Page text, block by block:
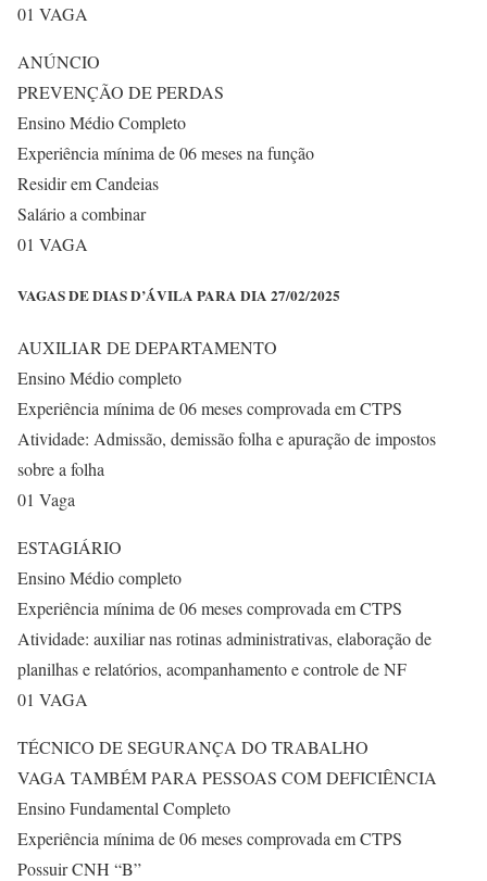
01 VAGA
ANÚNCIO
PREVENÇÃO DE PERDAS
Ensino Médio Completo
Experiência mínima de 06 meses na função
Residir em Candeias
Salário a combinar
01 VAGA
VAGAS DE DIAS D’ÁVILA PARA DIA 27/02/2025
AUXILIAR DE DEPARTAMENTO
Ensino Médio completo
Experiência mínima de 06 meses comprovada em CTPS
Atividade: Admissão, demissão folha e apuração de impostos
sobre a folha
01 Vaga
ESTAGIÁRIO
Ensino Médio completo
Experiência mínima de 06 meses comprovada em CTPS
Atividade: auxiliar nas rotinas administrativas, elaboração de
planilhas e relatórios, acompanhamento e controle de NF
01 VAGA
TÉCNICO DE SEGURANÇA DO TRABALHO
VAGA TAMBÉM PARA PESSOAS COM DEFICIÊNCIA
Ensino Fundamental Completo
Experiência mínima de 06 meses comprovada em CTPS
Possuir CNH “B”